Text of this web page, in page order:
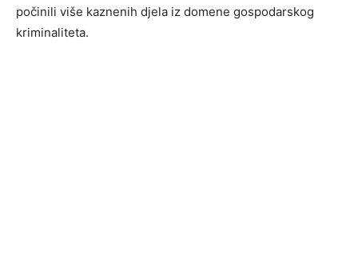
počinili više kaznenih djela iz domene gospodarskog
kriminaliteta.